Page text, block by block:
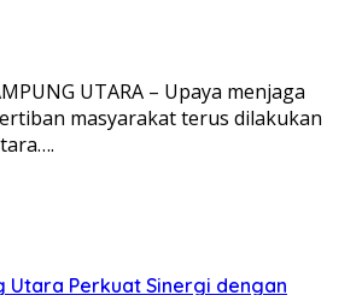
UTARA – Upaya menjaga
masyarakat terus dilakukan
Utara Perkuat Sinergi dengan